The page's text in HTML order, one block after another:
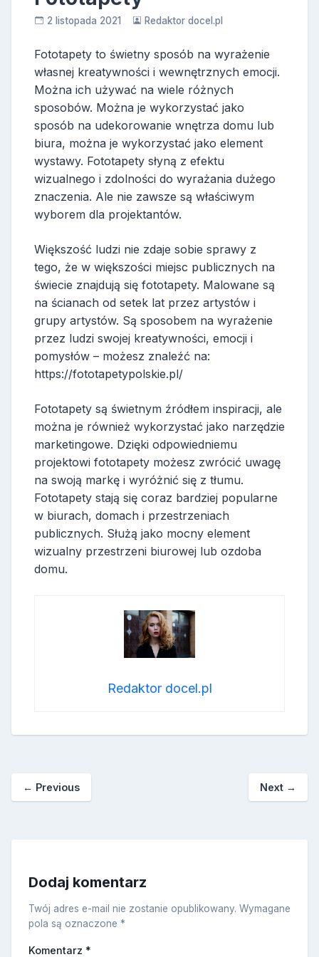
2 listopada 2021 Redaktor docel.pl
Fototapety to świetny sposób na wyrażenie
własnej kreatywności i wewnętrznych emocji.
Można ich używać na wiele różnych
sposobów. Można je wykorzystać jako
sposób na udekorowanie wnętrza domu lub
biura, można je wykorzystać jako element
wystawy. Fototapety słyną z efektu
wizualnego i zdolności do wyrażania dużego
znaczenia. Ale nie zawsze są właściwym
wyborem dla projektantów.
Większość ludzi nie zdaje sobie sprawy z
tego, że w większości miejsc publicznych na
świecie znajdują się fototapety. Malowane są
na ścianach od setek lat przez artystów i
grupy artystów. Są sposobem na wyrażenie
przez ludzi swojej kreatywności, emocji i
pomysłów – możesz znaleźć na:
https://fototapetypolskie.pl/
Fototapety są świetnym źródłem inspiracji, ale
można je również wykorzystać jako narzędzie
marketingowe. Dzięki odpowiedniemu
projektowi fototapety możesz zwrócić uwagę
na swoją markę i wyróżnić się z tłumu.
Fototapety stają się coraz bardziej popularne
w biurach, domach i przestrzeniach
publicznych. Służą jako mocny element
wizualny przestrzeni biurowej lub ozdoba
domu.
Redaktor docel.pl
← Previous Next →
Dodaj komentarz
Twój adres e-mail nie zostanie opublikowany. Wymagane
pola są oznaczone *
Komentarz *